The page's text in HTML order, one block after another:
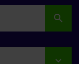
search